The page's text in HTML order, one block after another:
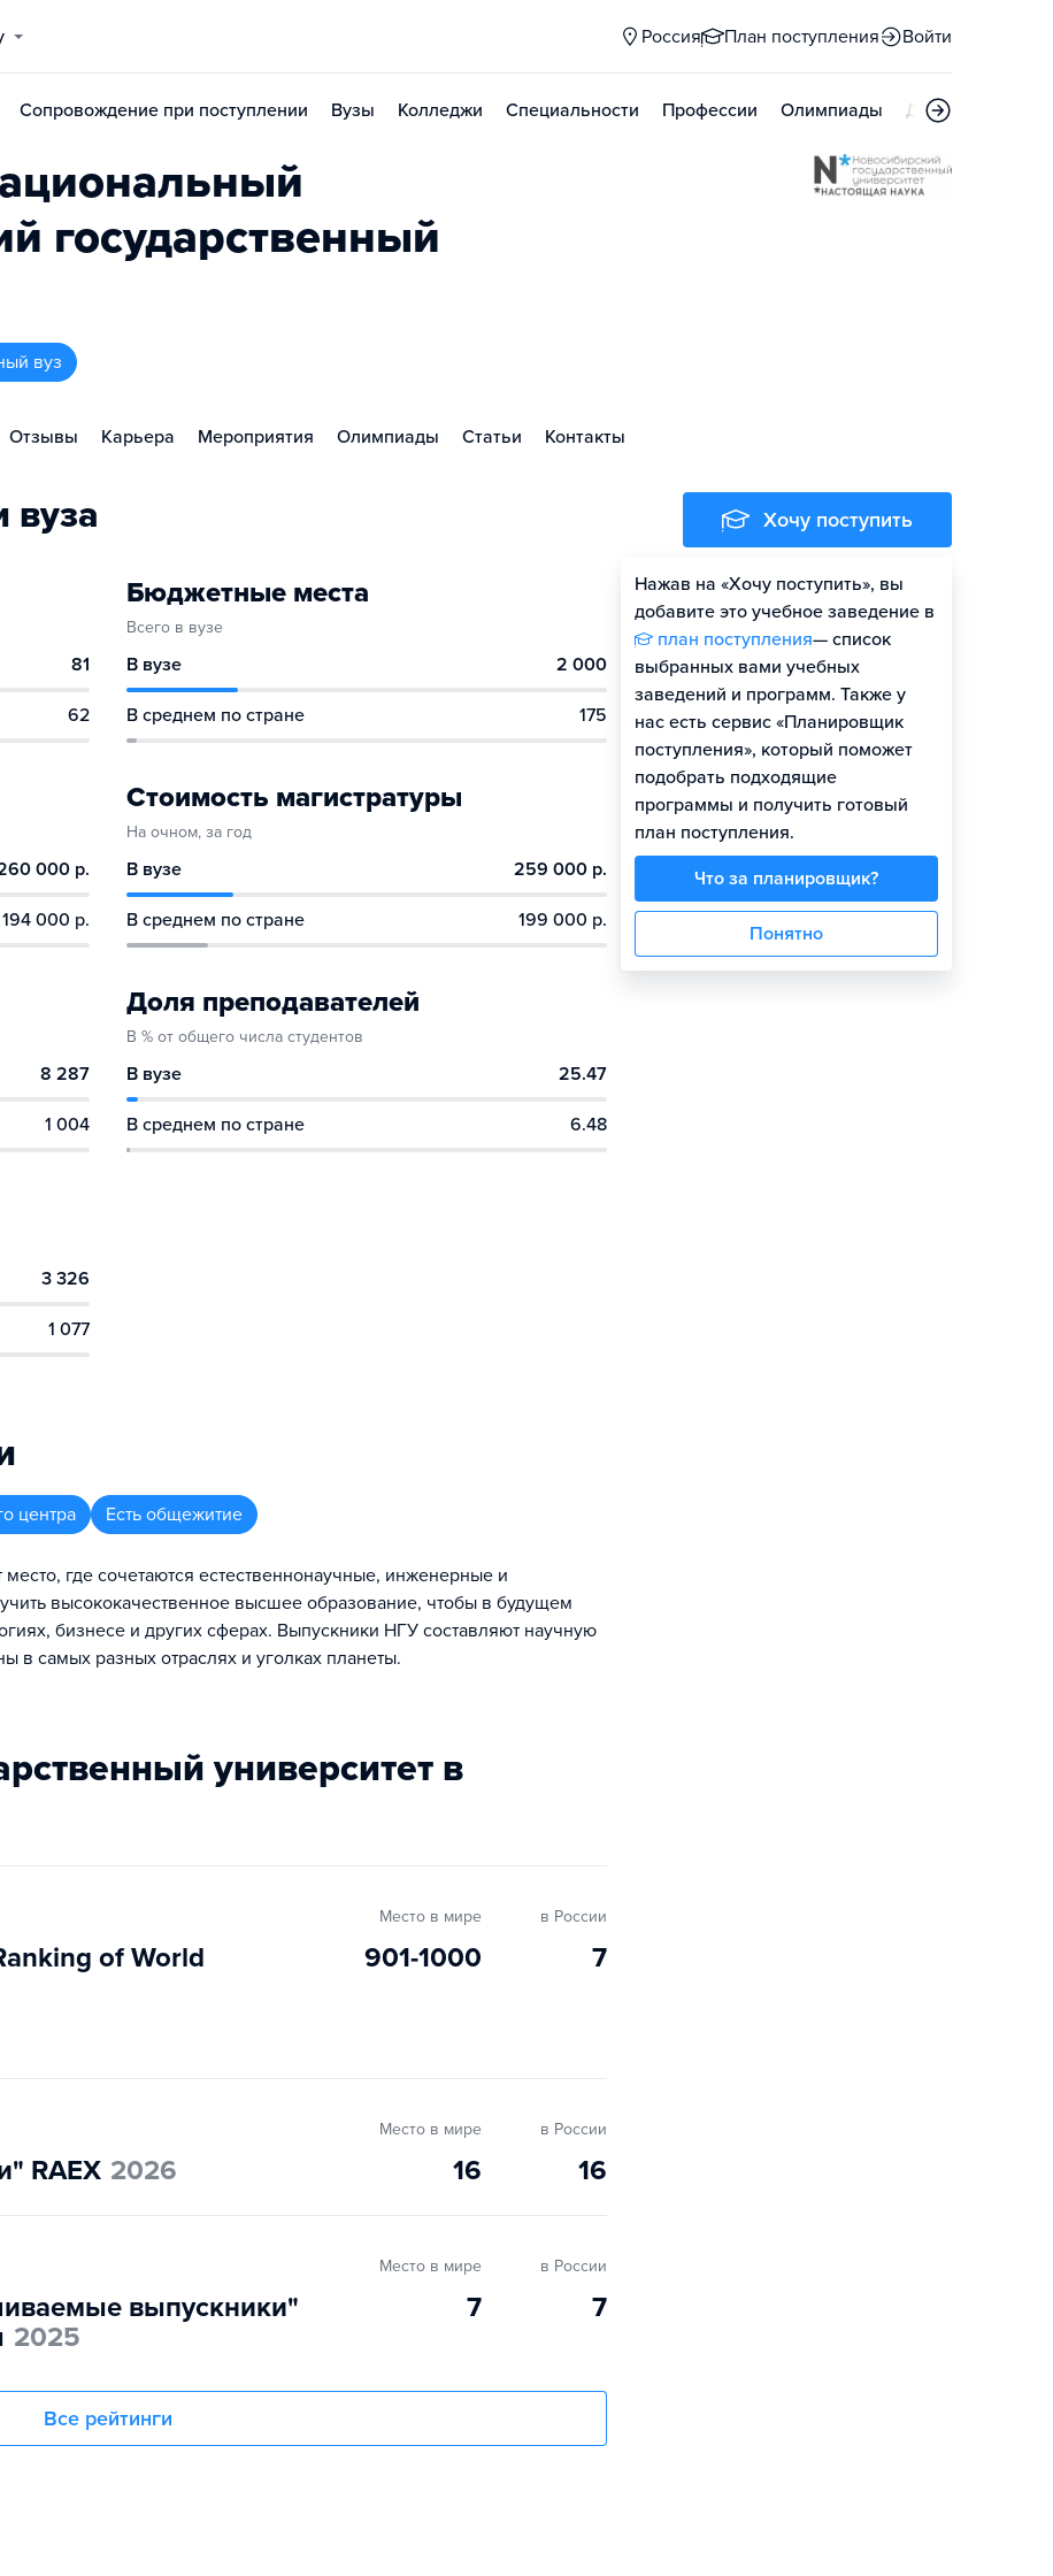
Россия План поступления Войти
Сопровождение при поступлении Вузы Колледжи Специальности Профессии Олимпиады Дни открытых
государственный
вуз
Отзывы Карьера Мероприятия Олимпиады Статьи Контакты
вуза
81
62
Бюджетные места
Всего в вузе
В вузе 2 000
В среднем по стране 175
000 р.
194 000 р.
Стоимость магистратуры
На очном, за год
В вузе 259 000 р.
В среднем по стране 199 000 р.
8 287
1 004
Доля преподавателей
В % от общего числа студентов
В вузе 25.47
В среднем по стране 6.48
3 326
1 077
центра Есть общежитие
где сочетаются естественнонаучные, инженерные и
высококачественное высшее образование, чтобы в будущем
бизнесе и других сферах. Выпускники НГУ составляют научную
в самых разных отраслях и уголках планеты.
Место в мире в России
of World
901-1000 7
Место в мире в России
RAEX 2026 16 16
Место в мире в России
выпускники"
2025
7 7
Все рейтинги
Хочу поступить
Нажав на «Хочу поступить», вы
добавите это учебное заведение в
план поступления— список
выбранных вами учебных
заведений и программ. Также у
нас есть сервис «Планировщик
поступления», который поможет
подобрать подходящие
программы и получить готовый
план поступления.
Что за планировщик?
Понятно
Оценить шансы